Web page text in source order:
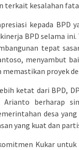
terkait kesalahan
kepada BPD
BPD selama
tepat
menyambut
proyek
ketat dari BPD,
Arianto berharap
desa
yang kuat dan
Kukar